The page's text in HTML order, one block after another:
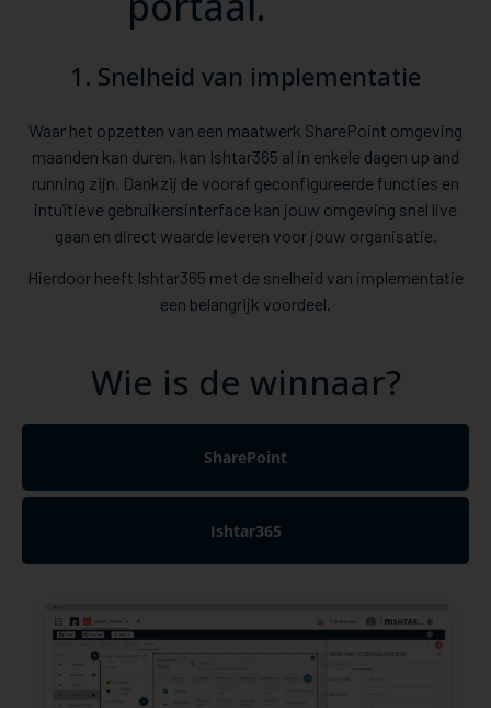
1. Snelheid van implementatie
Waar het opzetten van een maatwerk SharePoint omgeving
maanden kan duren, kan Ishtar365 al in enkele dagen up and
running zijn. Dankzij de vooraf geconfigureerde functies en
intuïtieve gebruikersinterface kan jouw omgeving snel live
gaan en direct waarde leveren voor jouw organisatie.
Hierdoor heeft Ishtar365 met de snelheid van implementatie
een belangrijk voordeel.
Wie is de winnaar?
SharePoint
Ishtar365